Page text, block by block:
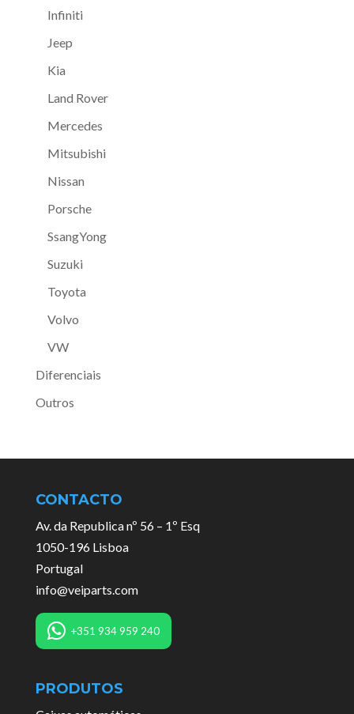
Infiniti
Jeep
Kia
Land Rover
Mercedes
Mitsubishi
Nissan
Porsche
SsangYong
Suzuki
Toyota
Volvo
VW
Diferenciais
Outros
CONTACTO
Av. da Republica nº 56 – 1º Esq
1050-196 Lisboa
Portugal
info@veiparts.com
+351 934 959 240
PRODUTOS